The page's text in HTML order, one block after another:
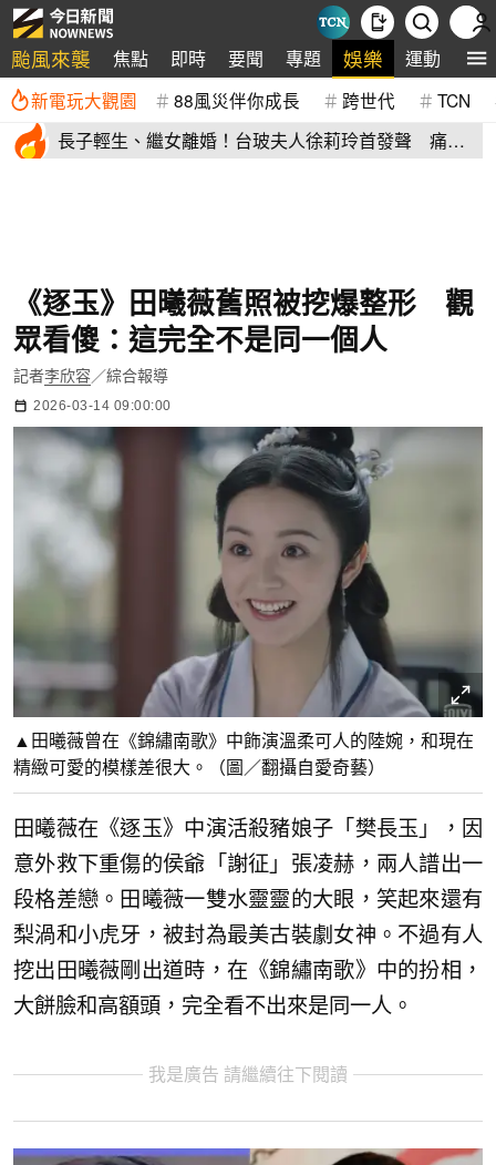
颱風來襲 焦點 即時 要聞 專題 娛樂 運動 全
新電玩大觀園 88風災伴你成長 跨世代 TCN
長子輕生、繼女離婚！台玻夫人徐莉玲首發聲 痛揭
《逐玉》田曦薇舊照被挖爆整形 觀
眾看傻：這完全不是同一個人
記者李欣容／綜合報導
2026-03-14 09:00:00
▲田曦薇曾在《錦繡南歌》中飾演溫柔可人的陸婉，和現在
精緻可愛的模樣差很大。（圖／翻攝自愛奇藝）
田曦薇在《逐玉》中演活殺豬娘子「樊長玉」，因
意外救下重傷的侯爺「謝征」張凌赫，兩人譜出一
段格差戀。田曦薇一雙水靈靈的大眼，笑起來還有
梨渦和小虎牙，被封為最美古裝劇女神。不過有人
挖出田曦薇剛出道時，在《錦繡南歌》中的扮相，
大餅臉和高額頭，完全看不出來是同一人。
我是廣告 請繼續往下閱讀